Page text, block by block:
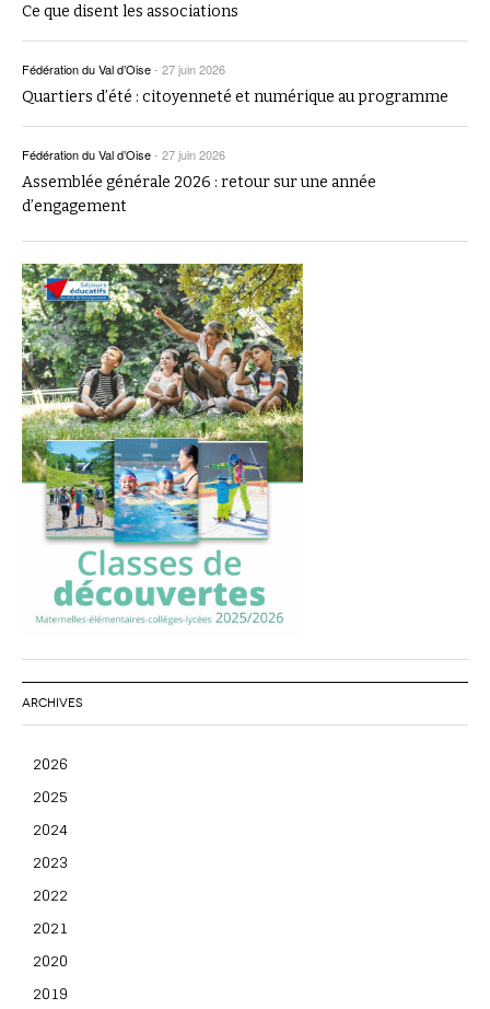
Ce que disent les associations
Fédération du Val d’Oise- 27 juin 2026
Quartiers d’été : citoyenneté et numérique au programme
Fédération du Val d’Oise- 27 juin 2026
Assemblée générale 2026 : retour sur une année
d’engagement
ARCHIVES
2026
2025
2024
2023
2022
2021
2020
2019